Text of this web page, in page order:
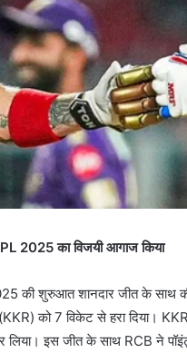
2025 का विजयी आगाज किया
की शुरुआत शानदार जीत के साथ
(KKR) को 7 विकेट से हरा दिया।
इस जीत के साथ RCB ने